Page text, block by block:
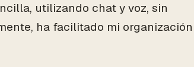
utilizando chat y voz, sin
ha facilitado mi organización